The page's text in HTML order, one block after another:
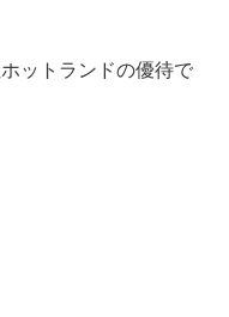
ットランドの優待で